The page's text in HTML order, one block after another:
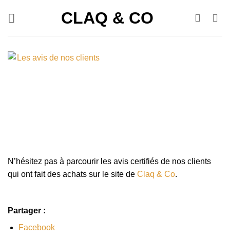
CLAQ & CO
N’hésitez pas à parcourir les avis certifiés de nos clients
qui ont fait des achats sur le site de Claq & Co.
Partager :
Facebook